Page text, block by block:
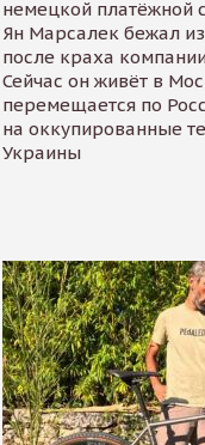
немецкой платёжной
Ян Марсалек бежал
после краха
Сейчас он живёт в
перемещается по
на оккупированные
Украины